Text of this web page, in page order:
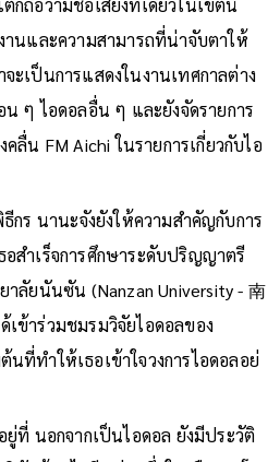
ก็ถือว่ามีชื่อเสียงทีเดียวในเขตนี้
านและความสามารถที่น่าจับตาให้
เป็นการแสดงในงานเทศกาลต่าง
ๆ ไอดอลอื่น ๆ และยังจัดรายการ
ลื่น FM Aichi ในรายการเกี่ยวกับไอ
กร นานะจังยังให้ความสำคัญกับการ
สำเร็จการศึกษาระดับปริญญาตรี
ลัยนันซัน (Nanzan University - 南
เข้าร่วมชมรมวิจัยไอดอลของ
ที่ทำให้เธอเข้าใจวงการไอดอลอย่
ยู่ที่ นอกจากเป็นไอดอล ยังมีประวัติ